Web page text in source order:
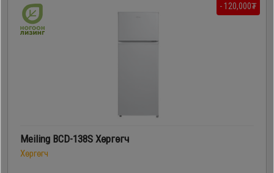
- 120,000₮
Meiling BCD-138S Хөргөгч
Хөргөгч